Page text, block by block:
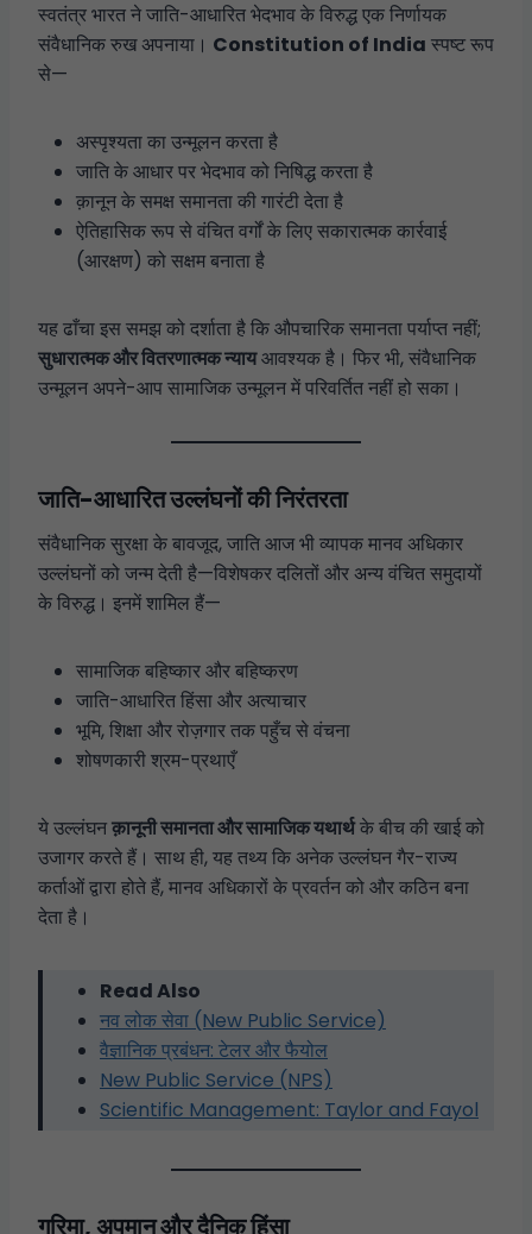
स्वतंत्र भारत ने जाति-आधारित भेदभाव के विरुद्ध एक निर्णायक
संवैधानिक रुख अपनाया। Constitution of India स्पष्ट रूप
से—
अस्पृश्यता का उन्मूलन करता है
जाति के आधार पर भेदभाव को निषिद्ध करता है
क़ानून के समक्ष समानता की गारंटी देता है
ऐतिहासिक रूप से वंचित वर्गों के लिए सकारात्मक कार्रवाई
(आरक्षण) को सक्षम बनाता है
यह ढाँचा इस समझ को दर्शाता है कि औपचारिक समानता पर्याप्त नहीं;
सुधारात्मक और वितरणात्मक न्यायआवश्यक है। फिर भी, संवैधानिक
उन्मूलन अपने-आप सामाजिक उन्मूलन में परिवर्तित नहीं हो सका।
जाति-आधारित उल्लंघनों की निरंतरता
संवैधानिक सुरक्षा के बावजूद, जाति आज भी व्यापक मानव अधिकार
उल्लंघनों को जन्म देती है—विशेषकर दलितों और अन्य वंचित समुदायों
के विरुद्ध। इनमें शामिल हैं—
सामाजिक बहिष्कार और बहिष्करण
जाति-आधारित हिंसा और अत्याचार
भूमि, शिक्षा और रोज़गार तक पहुँच से वंचना
शोषणकारी श्रम-प्रथाएँ
ये उल्लंघनक़ानूनी समानता और सामाजिक यथार्थके बीच की खाई को
उजागर करते हैं। साथ ही, यह तथ्य कि अनेक उल्लंघन गैर-राज्य
कर्ताओं द्वारा होते हैं, मानव अधिकारों के प्रवर्तन को और कठिन बना
देता है।
Read Also
नव लोक सेवा (New Public Service)
वैज्ञानिक प्रबंधन: टेलर और फैयोल
New Public Service (NPS)
Scientific Management: Taylor and Fayol
गरिमा, अपमान और दैनिक हिंसा